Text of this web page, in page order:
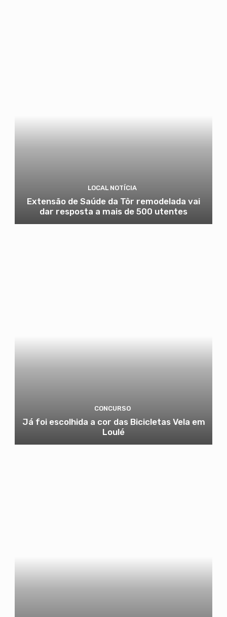
LOCAL NOTÍCIA
Extensão de Saúde da Tôr remodelada vai
dar resposta a mais de 500 utentes
CONCURSO
Já foi escolhida a cor das Bicicletas Vela em
Loulé